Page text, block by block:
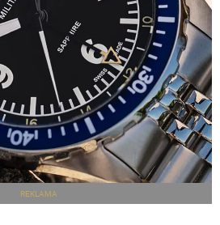
REKLAMA